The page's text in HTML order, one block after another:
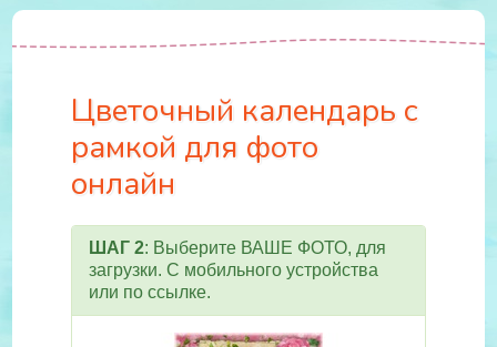
Цветочный календарь с
рамкой для фото
онлайн
ШАГ 2: Выберите ВАШЕ ФОТО, для
загрузки. С мобильного устройства
или по ссылке.